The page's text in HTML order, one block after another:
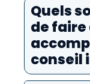
Quels
de faire
conseil